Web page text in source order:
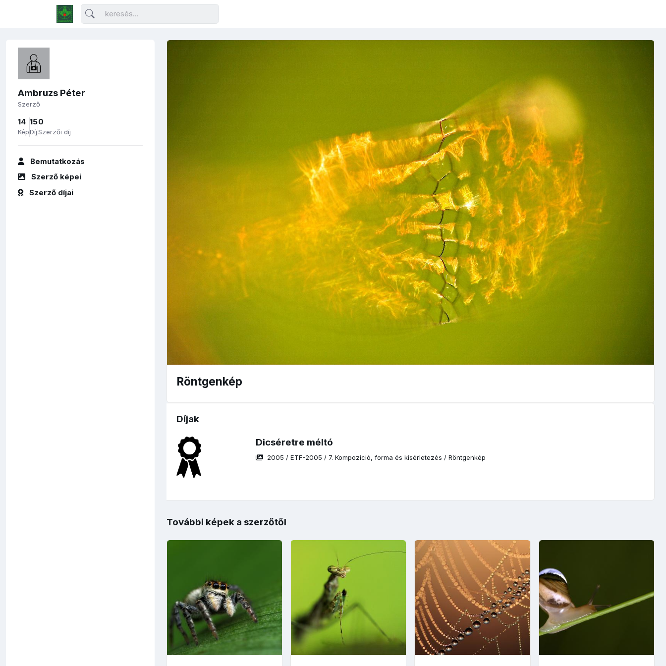
Ambruzs Péter
Szerző
14
Kép
15
Díj
0
Szerzői díj
Bemutatkozás
Szerző képei
Szerző díjai
Röntgenkép
Díjak
Dicséretre méltó
2005 / ETF-2005 / 7. Kompozíció, forma és kísérletezés / Röntgenkép
További képek a szerzőtől